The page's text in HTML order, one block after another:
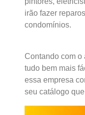
irão fazer
condomínios.
Contando com o
tudo bem mais
essa empresa
seu catálogo